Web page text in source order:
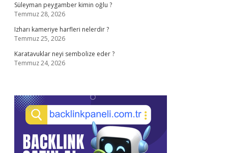
Süleyman peygamber kimin oğlu ?
Temmuz 28, 2026
Izharı kameriye harfleri nelerdir ?
Temmuz 25, 2026
Karatavuklar neyi sembolize eder ?
Temmuz 24, 2026